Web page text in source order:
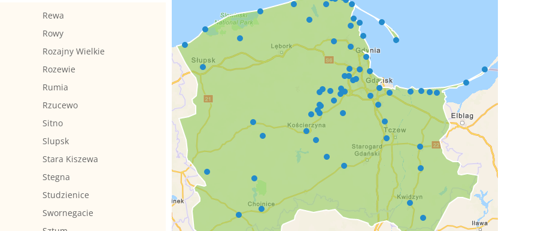
Rewa
Rowy
Rozajny Wielkie
Rozewie
Rumia
Rzucewo
Sitno
Slupsk
Stara Kiszewa
Stegna
Studzienice
Swornegacie